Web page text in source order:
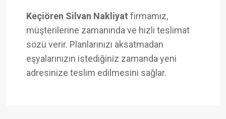
Keçiören Silvan Nakliyat firmamız,
müşterilerine zamanında ve hızlı teslimat
sözü verir. Planlarınızı aksatmadan
eşyalarınızın istediğiniz zamanda yeni
adresinize teslim edilmesini sağlar.